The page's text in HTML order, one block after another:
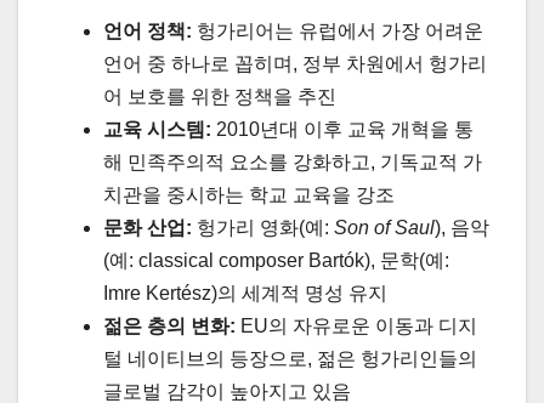
언어 정책: 헝가리어는 유럽에서 가장 어려운
언어 중 하나로 꼽히며, 정부 차원에서 헝가리
어 보호를 위한 정책을 추진
교육 시스템: 2010년대 이후 교육 개혁을 통
해 민족주의적 요소를 강화하고, 기독교적 가
치관을 중시하는 학교 교육을 강조
문화 산업: 헝가리 영화(예: Son of Saul), 음악
(예: classical composer Bartók), 문학(예:
Imre Kertész)의 세계적 명성 유지
젊은 층의 변화: EU의 자유로운 이동과 디지
털 네이티브의 등장으로, 젊은 헝가리인들의
글로벌 감각이 높아지고 있음